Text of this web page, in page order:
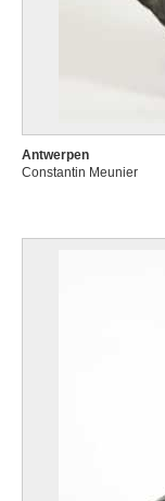
Antwerpen
Constantin Meunier